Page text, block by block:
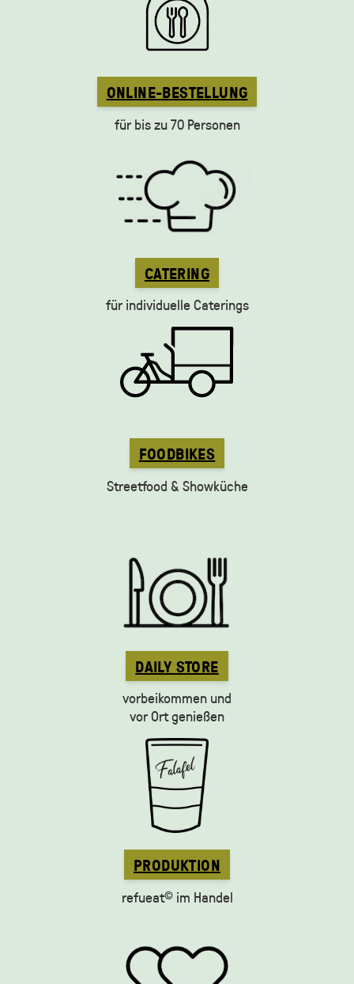
ONLINE-BESTELLUNG
für bis zu 70 Personen
CATERING
für individuelle Caterings
FOODBIKES
Streetfood & Showküche
DAILY STORE
vorbeikommen und
vor Ort genießen
PRODUKTION
refueat©im Handel